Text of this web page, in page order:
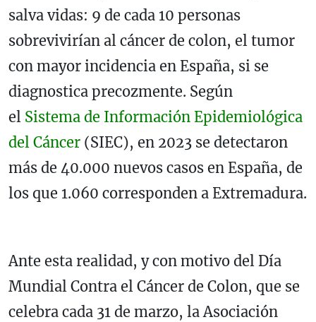
salva vidas: 9 de cada 10 personas
sobrevivirían al cáncer de colon, el tumor
con mayor incidencia en España, si se
diagnostica precozmente. Según
el Sistema de Información Epidemiológica
del Cáncer (SIEC), en 2023 se detectaron
más de 40.000 nuevos casos en España, de
los que 1.060 corresponden a Extremadura.
Ante esta realidad, y con motivo del Día
Mundial Contra el Cáncer de Colon, que se
celebra cada 31 de marzo, la Asociación